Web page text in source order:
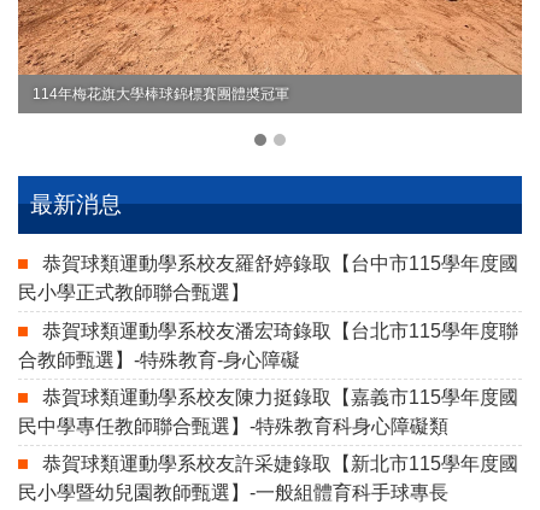
114年梅花旗大學棒球錦標賽團體奬冠軍
最新消息
恭賀球類運動學系校友羅舒婷錄取【台中市115學年度國
民小學正式教師聯合甄選】
恭賀球類運動學系校友潘宏琦錄取【台北市115學年度聯
合教師甄選】-特殊教育-身心障礙
恭賀球類運動學系校友陳力挺錄取【嘉義市115學年度國
民中學專任教師聯合甄選】-特殊教育科身心障礙類
恭賀球類運動學系校友許采婕錄取【新北市115學年度國
民小學暨幼兒園教師甄選】-一般組體育科手球專長